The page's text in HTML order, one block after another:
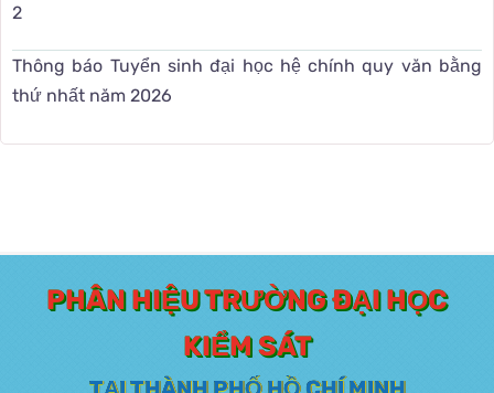
2
Thông báo Tuyển sinh đại học hệ chính quy văn bằng
thứ nhất năm 2026
PHÂN HIỆU TRƯỜNG ĐẠI HỌC
KIỂM SÁT